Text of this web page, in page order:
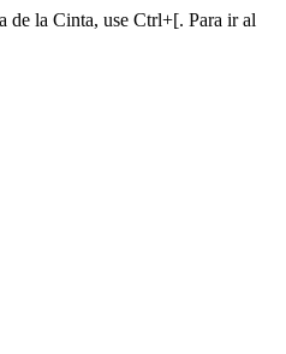
de la Cinta, use Ctrl+[. Para ir al